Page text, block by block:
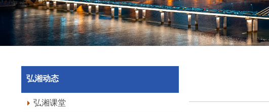
弘湘动态
弘湘课堂